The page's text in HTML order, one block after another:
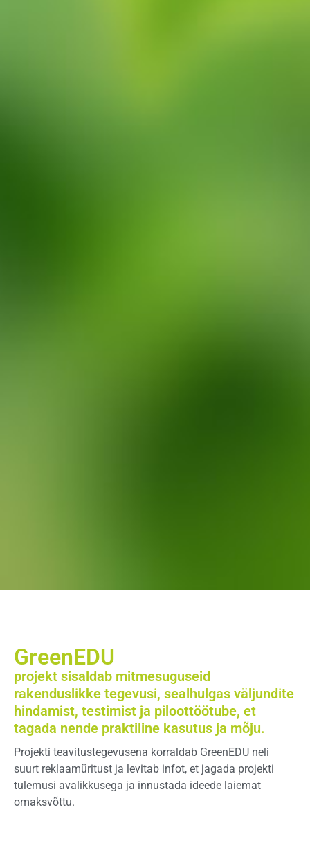
GreenEDU
projekt sisaldab mitmesuguseid
rakenduslikke tegevusi, sealhulgas väljundite
hindamist, testimist ja piloottöötube, et
tagada nende praktiline kasutus ja mõju.
Projekti teavitustegevusena korraldab GreenEDU neli
suurt reklaamüritust ja levitab infot, et jagada projekti
tulemusi avalikkusega ja innustada ideede laiemat
omaksvõttu.